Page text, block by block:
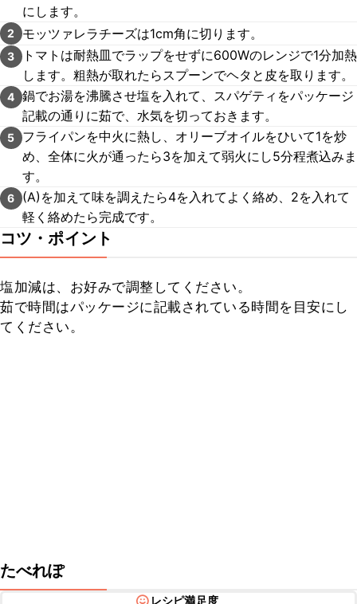
にします。
2 モッツァレラチーズは1cm角に切ります。
3
トマトは耐熱皿でラップをせずに600Wのレンジで1分加熱
します。粗熱が取れたらスプーンでヘタと皮を取ります。
4 鍋でお湯を沸騰させ塩を入れて、スパゲティをパッケージ
記載の通りに茹で、水気を切っておきます。
5
フライパンを中火に熱し、オリーブオイルをひいて1を炒
め、全体に火が通ったら3を加えて弱火にし5分程煮込みま
す。
6
(A)を加えて味を調えたら4を入れてよく絡め、2を入れて
軽く絡めたら完成です。
コツ・ポイント
塩加減は、お好みで調整してください。
茹で時間はパッケージに記載されている時間を目安にし
てください。
たべれぽ
レシピ満足度